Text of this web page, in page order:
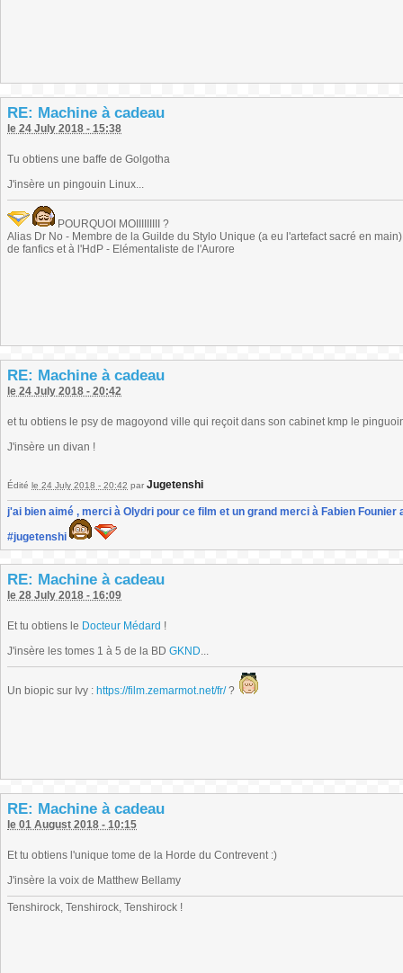
RE: Machine à cadeau
le 24 July 2018 - 15:38
Tu obtiens une baffe de Golgotha
J'insère un pingouin Linux...
POURQUOI MOIIIIIIIII ?
Alias Dr No - Membre de la Guilde du Stylo Unique (a eu l'artefact sacré en
de fanfics et à l'HdP - Elémentaliste de l'Aurore
RE: Machine à cadeau
le 24 July 2018 - 20:42
et tu obtiens le psy de magoyond ville qui reçoit dans son cabinet kmp le
J'insère un divan !
Édité le 24 July 2018 - 20:42 par Jugetenshi
j'ai bien aimé , merci à Olydri pour ce film et un grand merci à Fabien
#jugetenshi
RE: Machine à cadeau
le 28 July 2018 - 16:09
Et tu obtiens le Docteur Médard !
J'insère les tomes 1 à 5 de la BD GKND...
Un biopic sur Ivy : https://film.zemarmot.net/fr/?
RE: Machine à cadeau
le 01 August 2018 - 10:15
Et tu obtiens l'unique tome de la Horde du Contrevent :)
J'insère la voix de Matthew Bellamy
Tenshirock, Tenshirock, Tenshirock !